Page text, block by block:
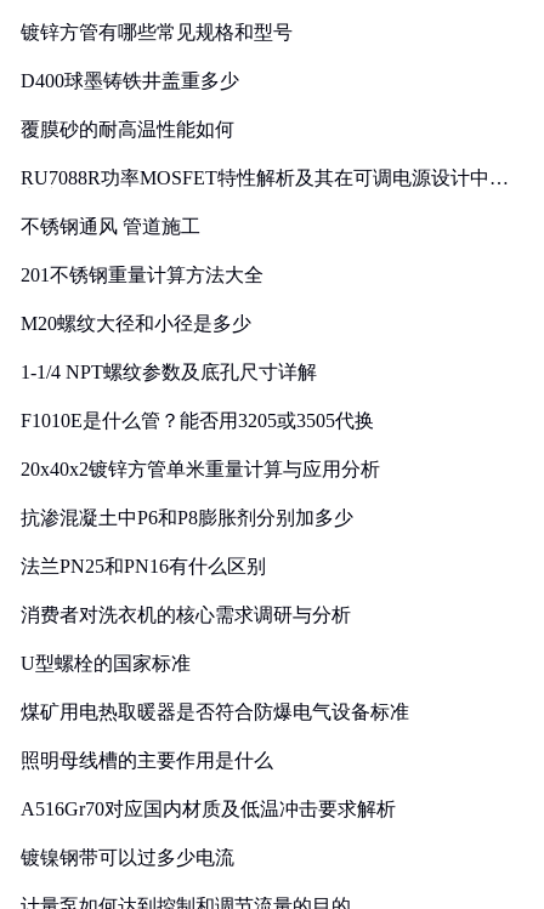
镀锌方管有哪些常见规格和型号
D400球墨铸铁井盖重多少
覆膜砂的耐高温性能如何
RU7088R功率MOSFET特性解析及其在可调电源设计中的
不锈钢通风 管道施工
201不锈钢重量计算方法大全
M20螺纹大径和小径是多少
1-1/4 NPT螺纹参数及底孔尺寸详解
F1010E是什么管？能否用3205或3505代换
20x40x2镀锌方管单米重量计算与应用分析
抗渗混凝土中P6和P8膨胀剂分别加多少
法兰PN25和PN16有什么区别
消费者对洗衣机的核心需求调研与分析
U型螺栓的国家标准
煤矿用电热取暖器是否符合防爆电气设备标准
照明母线槽的主要作用是什么
A516Gr70对应国内材质及低温冲击要求解析
镀镍钢带可以过多少电流